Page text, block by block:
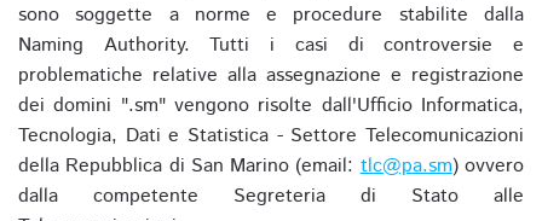
sono soggette a norme e procedure stabilite dalla
Naming Authority. Tutti i casi di controversie e
problematiche relative alla assegnazione e registrazione
dei domini ".sm" vengono risolte dall'Ufficio Informatica,
Tecnologia, Dati e Statistica - Settore Telecomunicazioni
della Repubblica di San Marino (email:tlc@pa.sm) ovvero
dalla competente Segreteria di Stato alle